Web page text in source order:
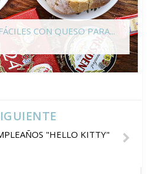
CON QUESO PARA...
"HELLO KITTY"